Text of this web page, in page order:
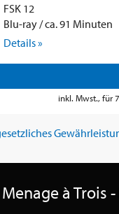
FSK 12
Blu-ray / ca. 91 Minuten
Details »
inkl. Mwst., für